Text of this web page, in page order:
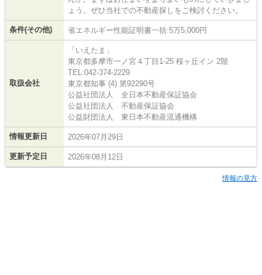
ょう。ぜひ当社での不動産探しをご検討ください。
条件(その他) 省エネルギー性能証明書一括:5万5,000円
取扱会社
「いえたま」
東京都多摩市一ノ宮４丁目1-25 桜ヶ丘イン 2階
TEL:042-374-2229
東京都知事 (4) 第92290号
公益社団法人 全日本不動産保証協会
公益社団法人 不動産保証協会
公益財団法人 東日本不動産流通機構
情報更新日 2026年07月29日
更新予定日 2026年08月12日
情報の見方